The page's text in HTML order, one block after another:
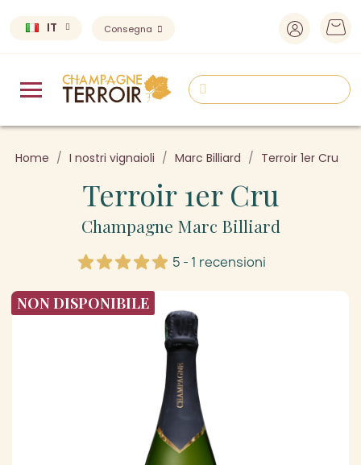
IT Consegna
Home I nostri vignaioli Marc Billiard Terroir 1er Cru
Terroir 1er Cru
Champagne Marc Billiard
5 - 1 recensioni
NON DISPONIBILE